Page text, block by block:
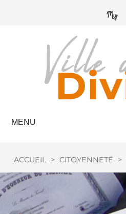
MENU
ACCUEIL > CITOYENNETÉ >